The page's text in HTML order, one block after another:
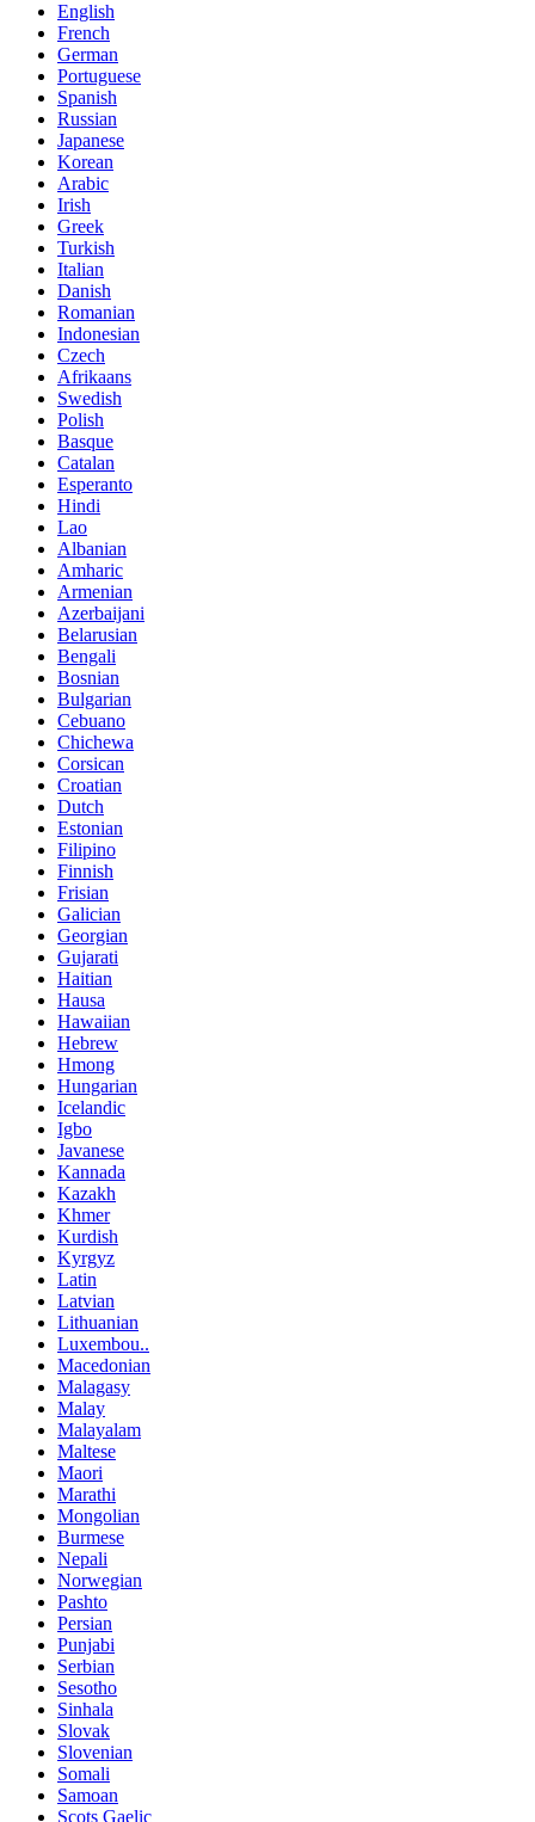
English
French
German
Portuguese
Spanish
Russian
Japanese
Korean
Arabic
Irish
Greek
Turkish
Italian
Danish
Romanian
Indonesian
Czech
Afrikaans
Swedish
Polish
Basque
Catalan
Esperanto
Hindi
Lao
Albanian
Amharic
Armenian
Azerbaijani
Belarusian
Bengali
Bosnian
Bulgarian
Cebuano
Chichewa
Corsican
Croatian
Dutch
Estonian
Filipino
Finnish
Frisian
Galician
Georgian
Gujarati
Haitian
Hausa
Hawaiian
Hebrew
Hmong
Hungarian
Icelandic
Igbo
Javanese
Kannada
Kazakh
Khmer
Kurdish
Kyrgyz
Latin
Latvian
Lithuanian
Luxembou..
Macedonian
Malagasy
Malay
Malayalam
Maltese
Maori
Marathi
Mongolian
Burmese
Nepali
Norwegian
Pashto
Persian
Punjabi
Serbian
Sesotho
Sinhala
Slovak
Slovenian
Somali
Samoan
Scots Gaelic